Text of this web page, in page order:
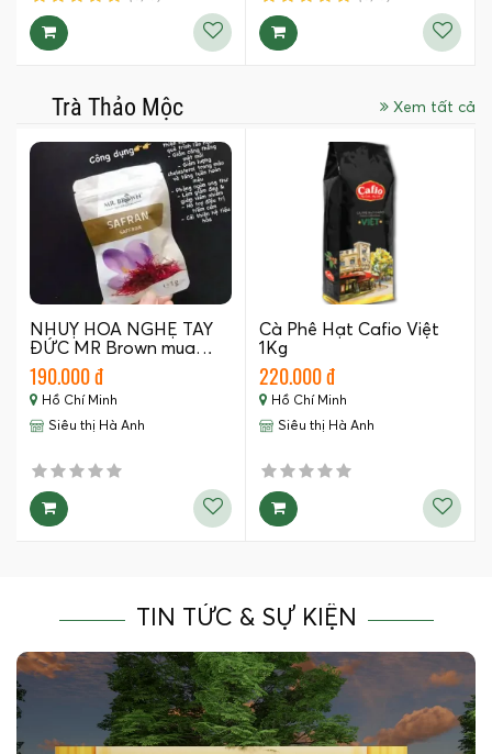
Trà Thảo Mộc Xem tất cả
NHUỴ HOA NGHỆ TÂY
ĐỨC MR Brown mua…
190.000 đ
Hồ Chí Minh
Siêu thị Hà Anh
Cà Phê Hạt Cafio Việt
1Kg
220.000 đ
Hồ Chí Minh
Siêu thị Hà Anh
TIN TỨC & SỰ KIỆN